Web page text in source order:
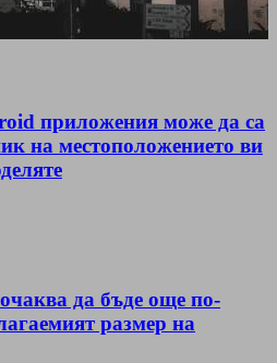
приложения може да са
на местоположението ви
да бъде още по-
размер на